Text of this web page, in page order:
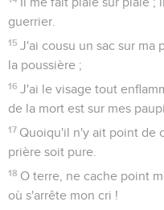
guerrier.
15 J'ai cousu un sac sur ma
la poussière ;
16 J'ai le visage tout
de la mort est sur mes
17 Quoiqu'il n'y ait point de
prière soit pure.
18 O terre, ne cache point
où s'arrête mon cri !